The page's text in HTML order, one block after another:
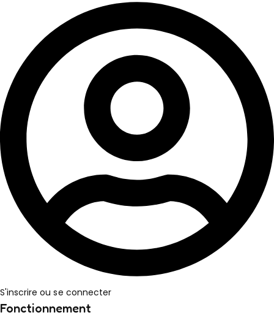
S'inscrire ou se connecter
Fonctionnement